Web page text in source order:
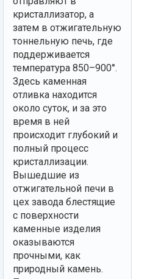
кристаллизатор, а
затем в отжигательную
тоннельную печь, где
поддерживается
температура 850–900°.
Здесь каменная
отливка находится
около суток, и за это
время в ней
происходит глубокий и
полный процесс
кристаллизации.
Вышедшие из
отжигательной печи в
цех завода блестящие
с поверхности
каменные изделия
оказываются
прочными, как
природный камень.